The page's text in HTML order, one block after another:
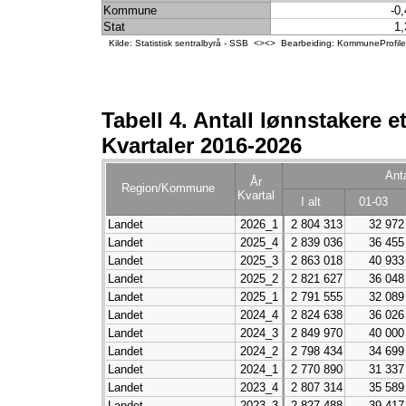
Kommune
Stat
-
Kilde: Statistisk sentralbyrå - SSB <><> Bearbeiding:
Tabell 4. Antall lønnstakere
Kvartaler 2016-2026
Region/Kommune
År
Kvartal
I alt
01-03
Landet
2026_1 2 804 313
32 972
Landet
2025_4 2 839 036
36 455
Landet
2025_3 2 863 018
40 933
Landet
2025_2 2 821 627
36 048
Landet
2025_1 2 791 555
32 089
Landet
2024_4 2 824 638
36 026
Landet
2024_3 2 849 970
40 000
Landet
2024_2 2 798 434
34 699
Landet
2024_1 2 770 890
31 337
Landet
2023_4 2 807 314
35 589